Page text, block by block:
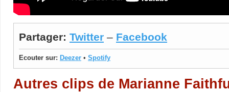
Partager: Twitter – Facebook
Ecouter sur: Deezer • Spotify
Autres clips de Marianne